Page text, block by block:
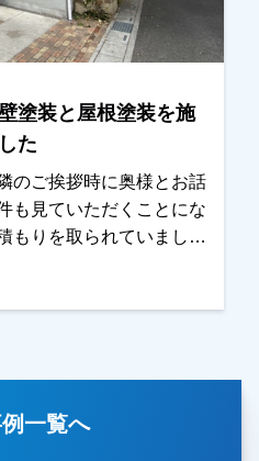
塗装と屋根塗装を施
た
のご挨拶時に奥様とお話
も見ていただくことにな
もりを取られていました
く、予算的にも合うとの
まずはご相談からえでも
一覧へ